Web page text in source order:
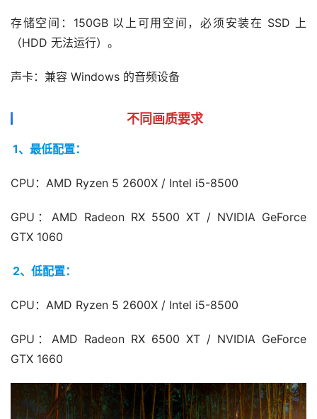
存储空间：150GB 以上可用空间，必须安装在 SSD 上
（HDD 无法运行）。
声卡：兼容 Windows 的音频设备
不同画质要求
1、最低配置：
CPU：AMD Ryzen 5 2600X / Intel i5-8500
GPU：AMD Radeon RX 5500 XT / NVIDIA GeForce
GTX 1060
2、低配置：
CPU：AMD Ryzen 5 2600X / Intel i5-8500
GPU：AMD Radeon RX 6500 XT / NVIDIA GeForce
GTX 1660